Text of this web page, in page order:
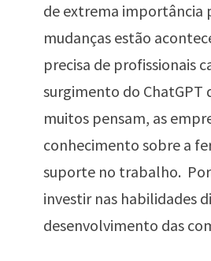
de extrema importância
mudanças estão
precisa de profissionais
surgimento do
muitos pensam, as
conhecimento sobre a
suporte no trabalho.
investir nas habilidades
desenvolvimento das